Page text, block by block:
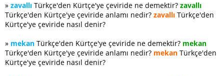
» zavallı Türkçe'den Kürtçe'ye çeviride ne demektir? zavallı
Türkçe'den Kürtçe'ye çeviride anlamı nedir? zavallı Türkçe'den
Kürtçe'ye çeviride nasıl denir?
» mekan Türkçe'den Kürtçe'ye çeviride ne demektir? mekan
Türkçe'den Kürtçe'ye çeviride anlamı nedir? mekan Türkçe'den
Kürtçe'ye çeviride nasıl denir?